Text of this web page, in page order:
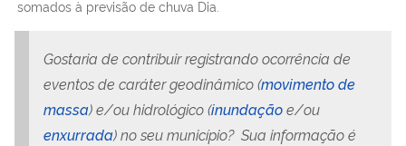
somados à previsão de chuva Dia.
Gostaria de contribuir registrando ocorrência de
eventos de caráter geodinâmico (movimento de
massa) e/ou hidrológico (inundaçãoe/ou
enxurrada) no seu município? Sua informação é